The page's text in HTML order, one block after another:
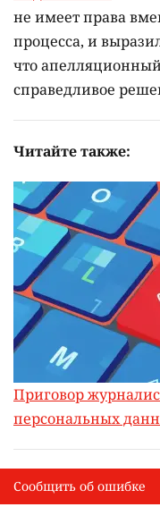
не имеет права
процесса, и
что
справедливое
Читайте также:
Приговор
персональных
I
Сообщить об опечатке
Выделите фрагмент и
Сообщить об ошибке